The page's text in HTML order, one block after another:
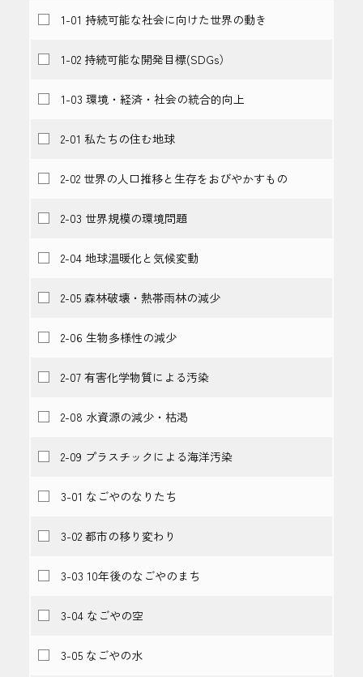
1-01 持続可能な社会に向けた世界の動き
1-02 持続可能な開発目標(SDGs）
1-03 環境・経済・社会の統合的向上
2-01 私たちの住む地球
2-02 世界の人口推移と生存をおびやかすもの
2-03 世界規模の環境問題
2-04 地球温暖化と気候変動
2-05 森林破壊・熱帯雨林の減少
2-06 生物多様性の減少
2-07 有害化学物質による汚染
2-08 水資源の減少・枯渇
2-09 プラスチックによる海洋汚染
3-01 なごやのなりたち
3-02 都市の移り変わり
3-03 10年後のなごやのまち
3-04 なごやの空
3-05 なごやの水